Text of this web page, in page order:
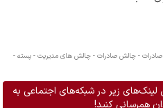
- چالش صادرات - چالش های مدیریت - پسته -
زیر در شبکه‌های اجتماعی به
همرسانی کنید!